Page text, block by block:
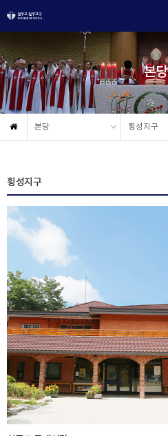
본당
본당 횡성지구
횡성지구